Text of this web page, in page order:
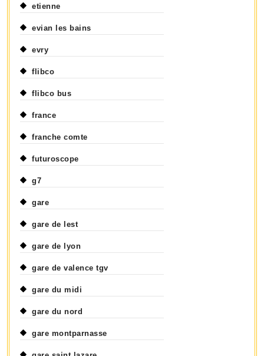
etienne
evian les bains
evry
flibco
flibco bus
france
franche comte
futuroscope
g7
gare
gare de lest
gare de lyon
gare de valence tgv
gare du midi
gare du nord
gare montparnasse